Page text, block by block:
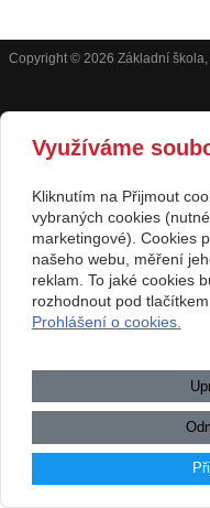
Copyright © 2026 Základní
webové stránky
Mapa webu|
Přístupnost webových
Využíváme
Kliknutím na Přijmout
vybraných cookies
marketingové). Cookies
našeho webu, měření
reklam. To jaké cookies
rozhodnout pod
Prohlášení o cookies.